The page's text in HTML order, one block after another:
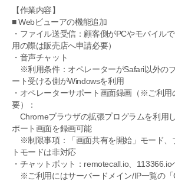
【作業内容】
■ Webビューアの機能追加
・ファイル送受信：顧客側がPCやモバイル
用の際は販売店へ申請必要）
・音声チャット
※利用条件：オペレーターがSafari以外の
ート受ける側がWindowsを利用
・オペレーターサポート画面録画（※ご利
要）：
Chromeブラウザの拡張プログラムを利用
ポート画面を録画可能
※制限事項：「画面共有を開始」モード、
トモードは非対応
・チャットボット：remotecall.io、
※ご利用にはサーバードメイン/IP一覧の「